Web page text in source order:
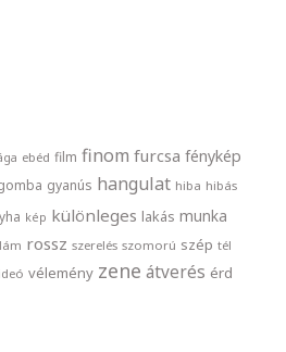
ebéd film finom furcsa fénykép
gyanús hangulat hiba hibás
kép különleges lakás munka
rossz szerelés szomorú szép tél
vélemény zene átverés érd